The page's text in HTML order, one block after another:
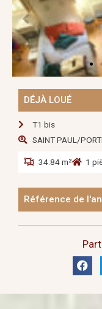
DÉJÀ LOUÉ
T1 bis
SAINT PAUL/
34.84 m² 1
Référence de